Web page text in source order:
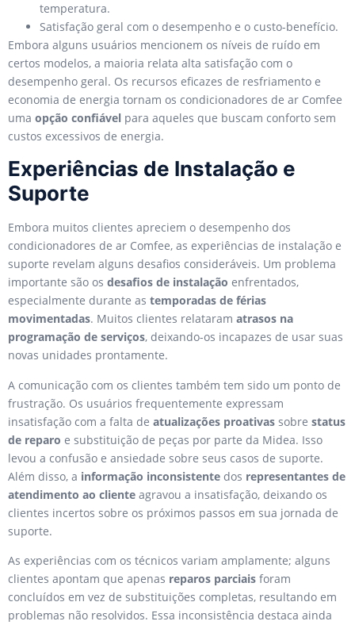
temperatura.
Satisfação geral com o desempenho e o custo-benefício.
Embora alguns usuários mencionem os níveis de ruído em
certos modelos, a maioria relata alta satisfação com o
desempenho geral. Os recursos eficazes de resfriamento e
economia de energia tornam os condicionadores de ar Comfee
uma opção confiável para aqueles que buscam conforto sem
custos excessivos de energia.
Experiências de Instalação e
Suporte
Embora muitos clientes apreciem o desempenho dos
condicionadores de ar Comfee, as experiências de instalação e
suporte revelam alguns desafios consideráveis. Um problema
importante são os desafios de instalação enfrentados,
especialmente durante as temporadas de férias
movimentadas. Muitos clientes relataram atrasos na
programação de serviços, deixando-os incapazes de usar suas
novas unidades prontamente.
A comunicação com os clientes também tem sido um ponto de
frustração. Os usuários frequentemente expressam
insatisfação com a falta de atualizações proativas sobre status
de reparo e substituição de peças por parte da Midea. Isso
levou a confusão e ansiedade sobre seus casos de suporte.
Além disso, a informação inconsistente dos representantes de
atendimento ao cliente agravou a insatisfação, deixando os
clientes incertos sobre os próximos passos em sua jornada de
suporte.
As experiências com os técnicos variam amplamente; alguns
clientes apontam que apenas reparos parciais foram
concluídos em vez de substituições completas, resultando em
problemas não resolvidos. Essa inconsistência destaca ainda